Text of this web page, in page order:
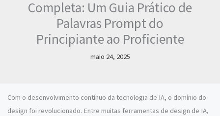
Completa: Um Guia Prático de
Palavras Prompt do
Principiante ao Proficiente
maio 24, 2025
Com o desenvolvimento contínuo da tecnologia de IA, o domínio do
design foi revolucionado. Entre muitas ferramentas de design de IA,